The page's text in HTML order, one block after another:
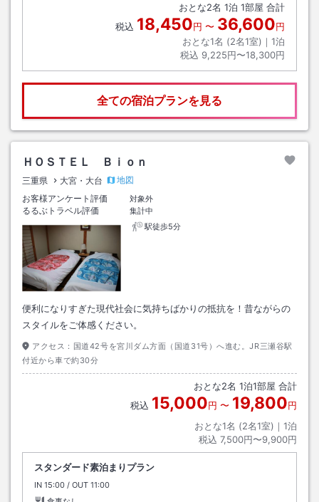
おとな2名 1泊 1部屋 合計
税込 18,450円 〜 36,600円
おとな1名 (2名1室)｜ 1泊
税込 9,225円〜18,300円
全ての宿泊プランを見る
ＨＯＳＴＥＬ Ｂｉｏｎ
三重県 大宮・大台
地図
お客様アンケート評価
対象外
るるぶトラベル評価
集計中
駅徒歩5分
便利になりすぎた現代社会に気持ちばかりの抵抗を！昔ながらの
スタイルをご体感ください。
アクセス： 国道42号を宮川ダム方面（国道31号）へ進む。JR三瀬谷駅
付近から車で約30分
おとな2名 1泊1部屋 合計
税込 15,000円 〜 19,800円
おとな1名 (2名1室)｜ 1泊
税込 7,500円〜9,900円
スタンダード素泊まりプラン
IN チェックイン
15:00 / OUT チェックアウト
11:00